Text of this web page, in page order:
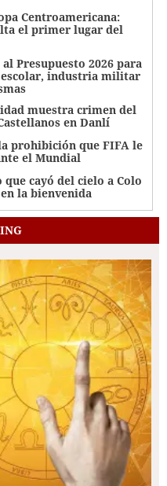
Centroamericana:
el primer lugar del
Presupuesto 2026 para
industria militar
muestra crimen del
en Danlí
prohibición que FIFA le
el Mundial
que cayó del cielo a Colo
la bienvenida